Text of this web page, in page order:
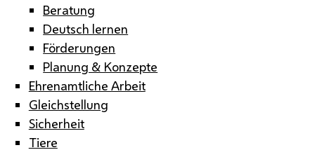
Beratung
Deutsch lernen
Förderungen
Planung & Konzepte
Ehrenamtliche Arbeit
Gleichstellung
Sicherheit
Tiere